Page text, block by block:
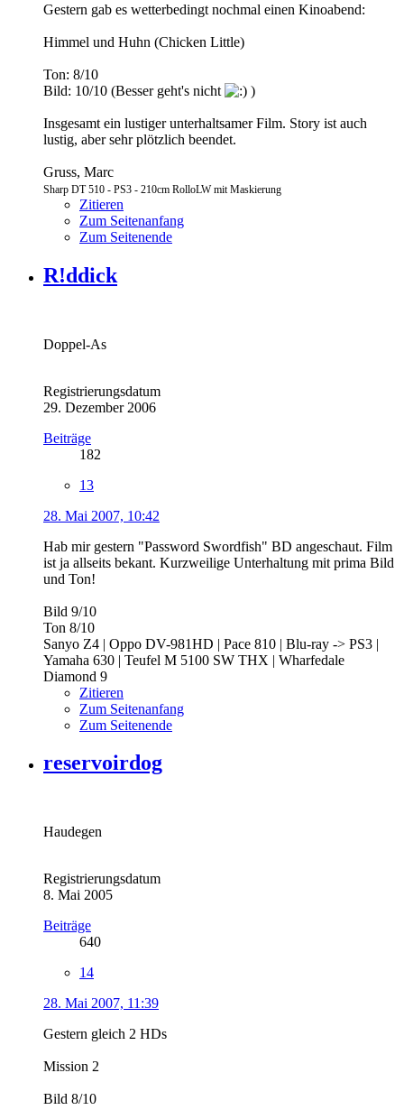
Gestern gab es wetterbedingt nochmal einen Kinoabend:
Himmel und Huhn (Chicken Little)
Ton: 8/10
Bild: 10/10 (Besser geht's nicht
)
Insgesamt ein lustiger unterhaltsamer Film. Story ist auch
lustig, aber sehr plötzlich beendet.
Gruss, Marc
Sharp DT 510 - PS3 - 210cm RolloLW mit Maskierung
Zitieren
Zum Seitenanfang
Zum Seitenende
R!ddick
Doppel-As
Registrierungsdatum
29. Dezember 2006
Beiträge
182
13
28. Mai 2007, 10:42
Hab mir gestern "Password Swordfish" BD angeschaut. Film
ist ja allseits bekant. Kurzweilige Unterhaltung mit prima Bild
und Ton!
Bild 9/10
Ton 8/10
Sanyo Z4 | Oppo DV-981HD | Pace 810 | Blu-ray -> PS3 |
Yamaha 630 | Teufel M 5100 SW THX | Wharfedale
Diamond 9
Zitieren
Zum Seitenanfang
Zum Seitenende
reservoirdog
Haudegen
Registrierungsdatum
8. Mai 2005
Beiträge
640
14
28. Mai 2007, 11:39
Gestern gleich 2 HDs
Mission 2
Bild 8/10